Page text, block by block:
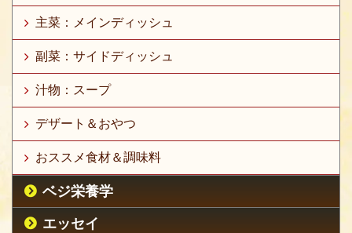
主菜：メインディッシュ
副菜：サイドディッシュ
汁物：スープ
デザート＆おやつ
おススメ食材＆調味料
ベジ栄養学
エッセイ